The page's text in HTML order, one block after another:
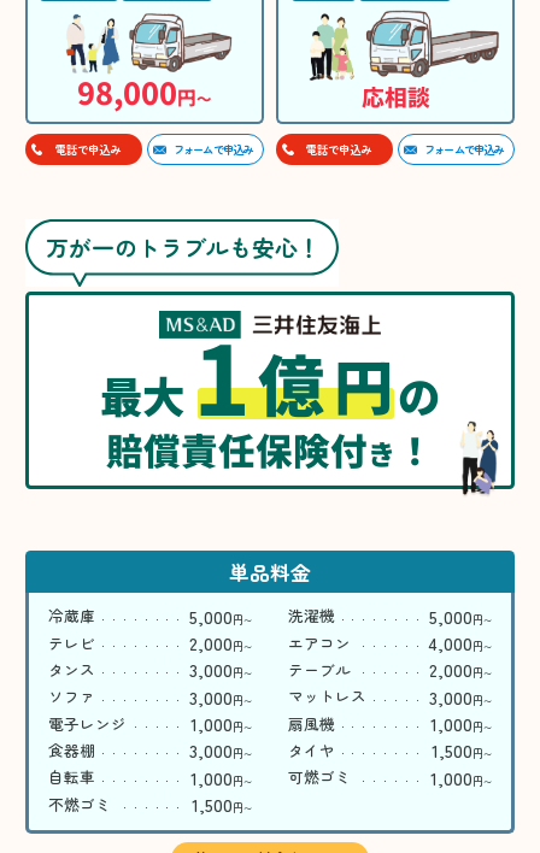
98,000円〜
電話で申込み フォームで申込み
応相談
電話で申込み フォームで申込み
万が一のトラブルも安心！
最大1億円の
賠償責任保険付き ！
単品料金
冷蔵庫 5,000円〜 洗濯機 5,000円〜
テレビ 2,000円〜 エアコン 4,000円〜
タンス 3,000円〜 テーブル 2,000円〜
ソファ 3,000円〜 マットレス 3,000円〜
電子レンジ 1,000円〜 扇風機 1,000円〜
食器棚 3,000円〜 タイヤ 1,500円〜
自転車 1,000円〜 可燃ゴミ 1,000円〜
不燃ゴミ 1,500円〜